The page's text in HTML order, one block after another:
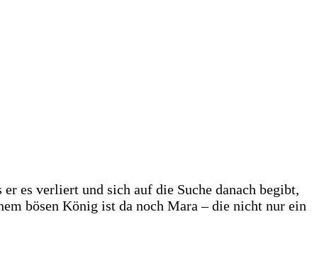
es verliert und sich auf die Suche danach begibt,
bösen König ist da noch Mara – die nicht nur ein